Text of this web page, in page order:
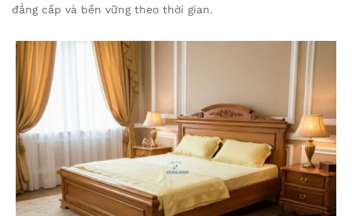
đẳng cấp và bền vững theo thời gian.